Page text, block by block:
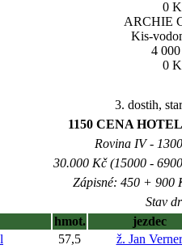
0
ARCHIE
Kis-
4
0
3. dostih,
1150 CENA
Rovina IV -
30.000 Kč (15000 -
Zápisné: 450 + 900
Stav
hmot. jezdec
57,5 ž. Jan Verner